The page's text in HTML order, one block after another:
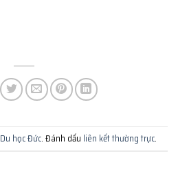
Du học Đức. Đánh dấu liên kết thường trực.